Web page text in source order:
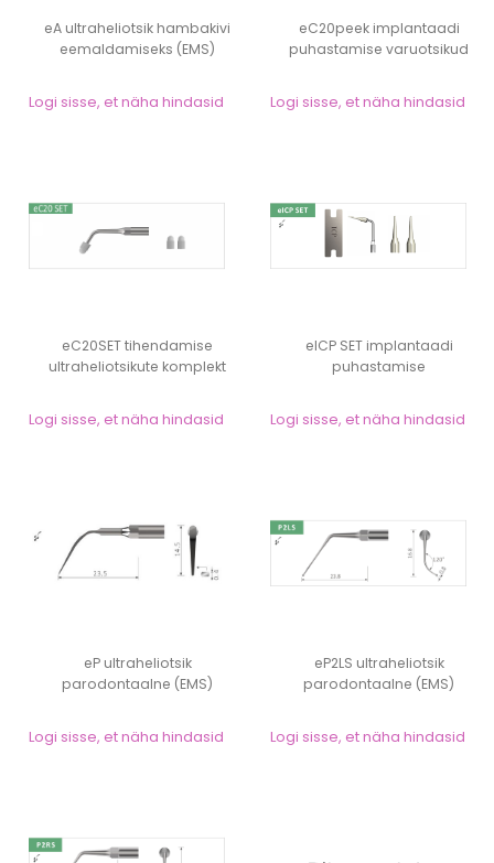
eA ultraheliotsik hambakivi
eemaldamiseks (EMS)
Logi sisse, et näha hindasid
eC20peek implantaadi
puhastamise varuotsikud
Logi sisse, et näha hindasid
eC20SET tihendamise
ultraheliotsikute komplekt
Logi sisse, et näha hindasid
eICP SET implantaadi
puhastamise
Logi sisse, et näha hindasid
eP ultraheliotsik
parodontaalne (EMS)
Logi sisse, et näha hindasid
eP2LS ultraheliotsik
parodontaalne (EMS)
Logi sisse, et näha hindasid